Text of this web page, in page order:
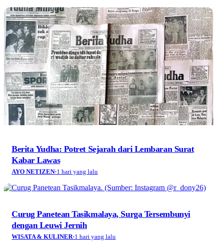
Berita Yudha: Potret Sejarah dari Lembaran Surat
Kabar Lawas
AYO NETIZEN·1 hari yang lalu
Curug Panetean Tasikmalaya, Surga Tersembunyi
dengan Leuwi Jernih
WISATA & KULINER·1 hari yang lalu